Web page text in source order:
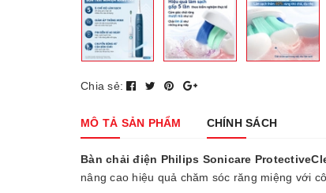
Chia sẻ:
MÔ TẢ SẢN PHẨM CHÍNH SÁCH
Bàn chải điện Philips Sonicare
nâng cao hiệu quả chăm sóc răng miệng với